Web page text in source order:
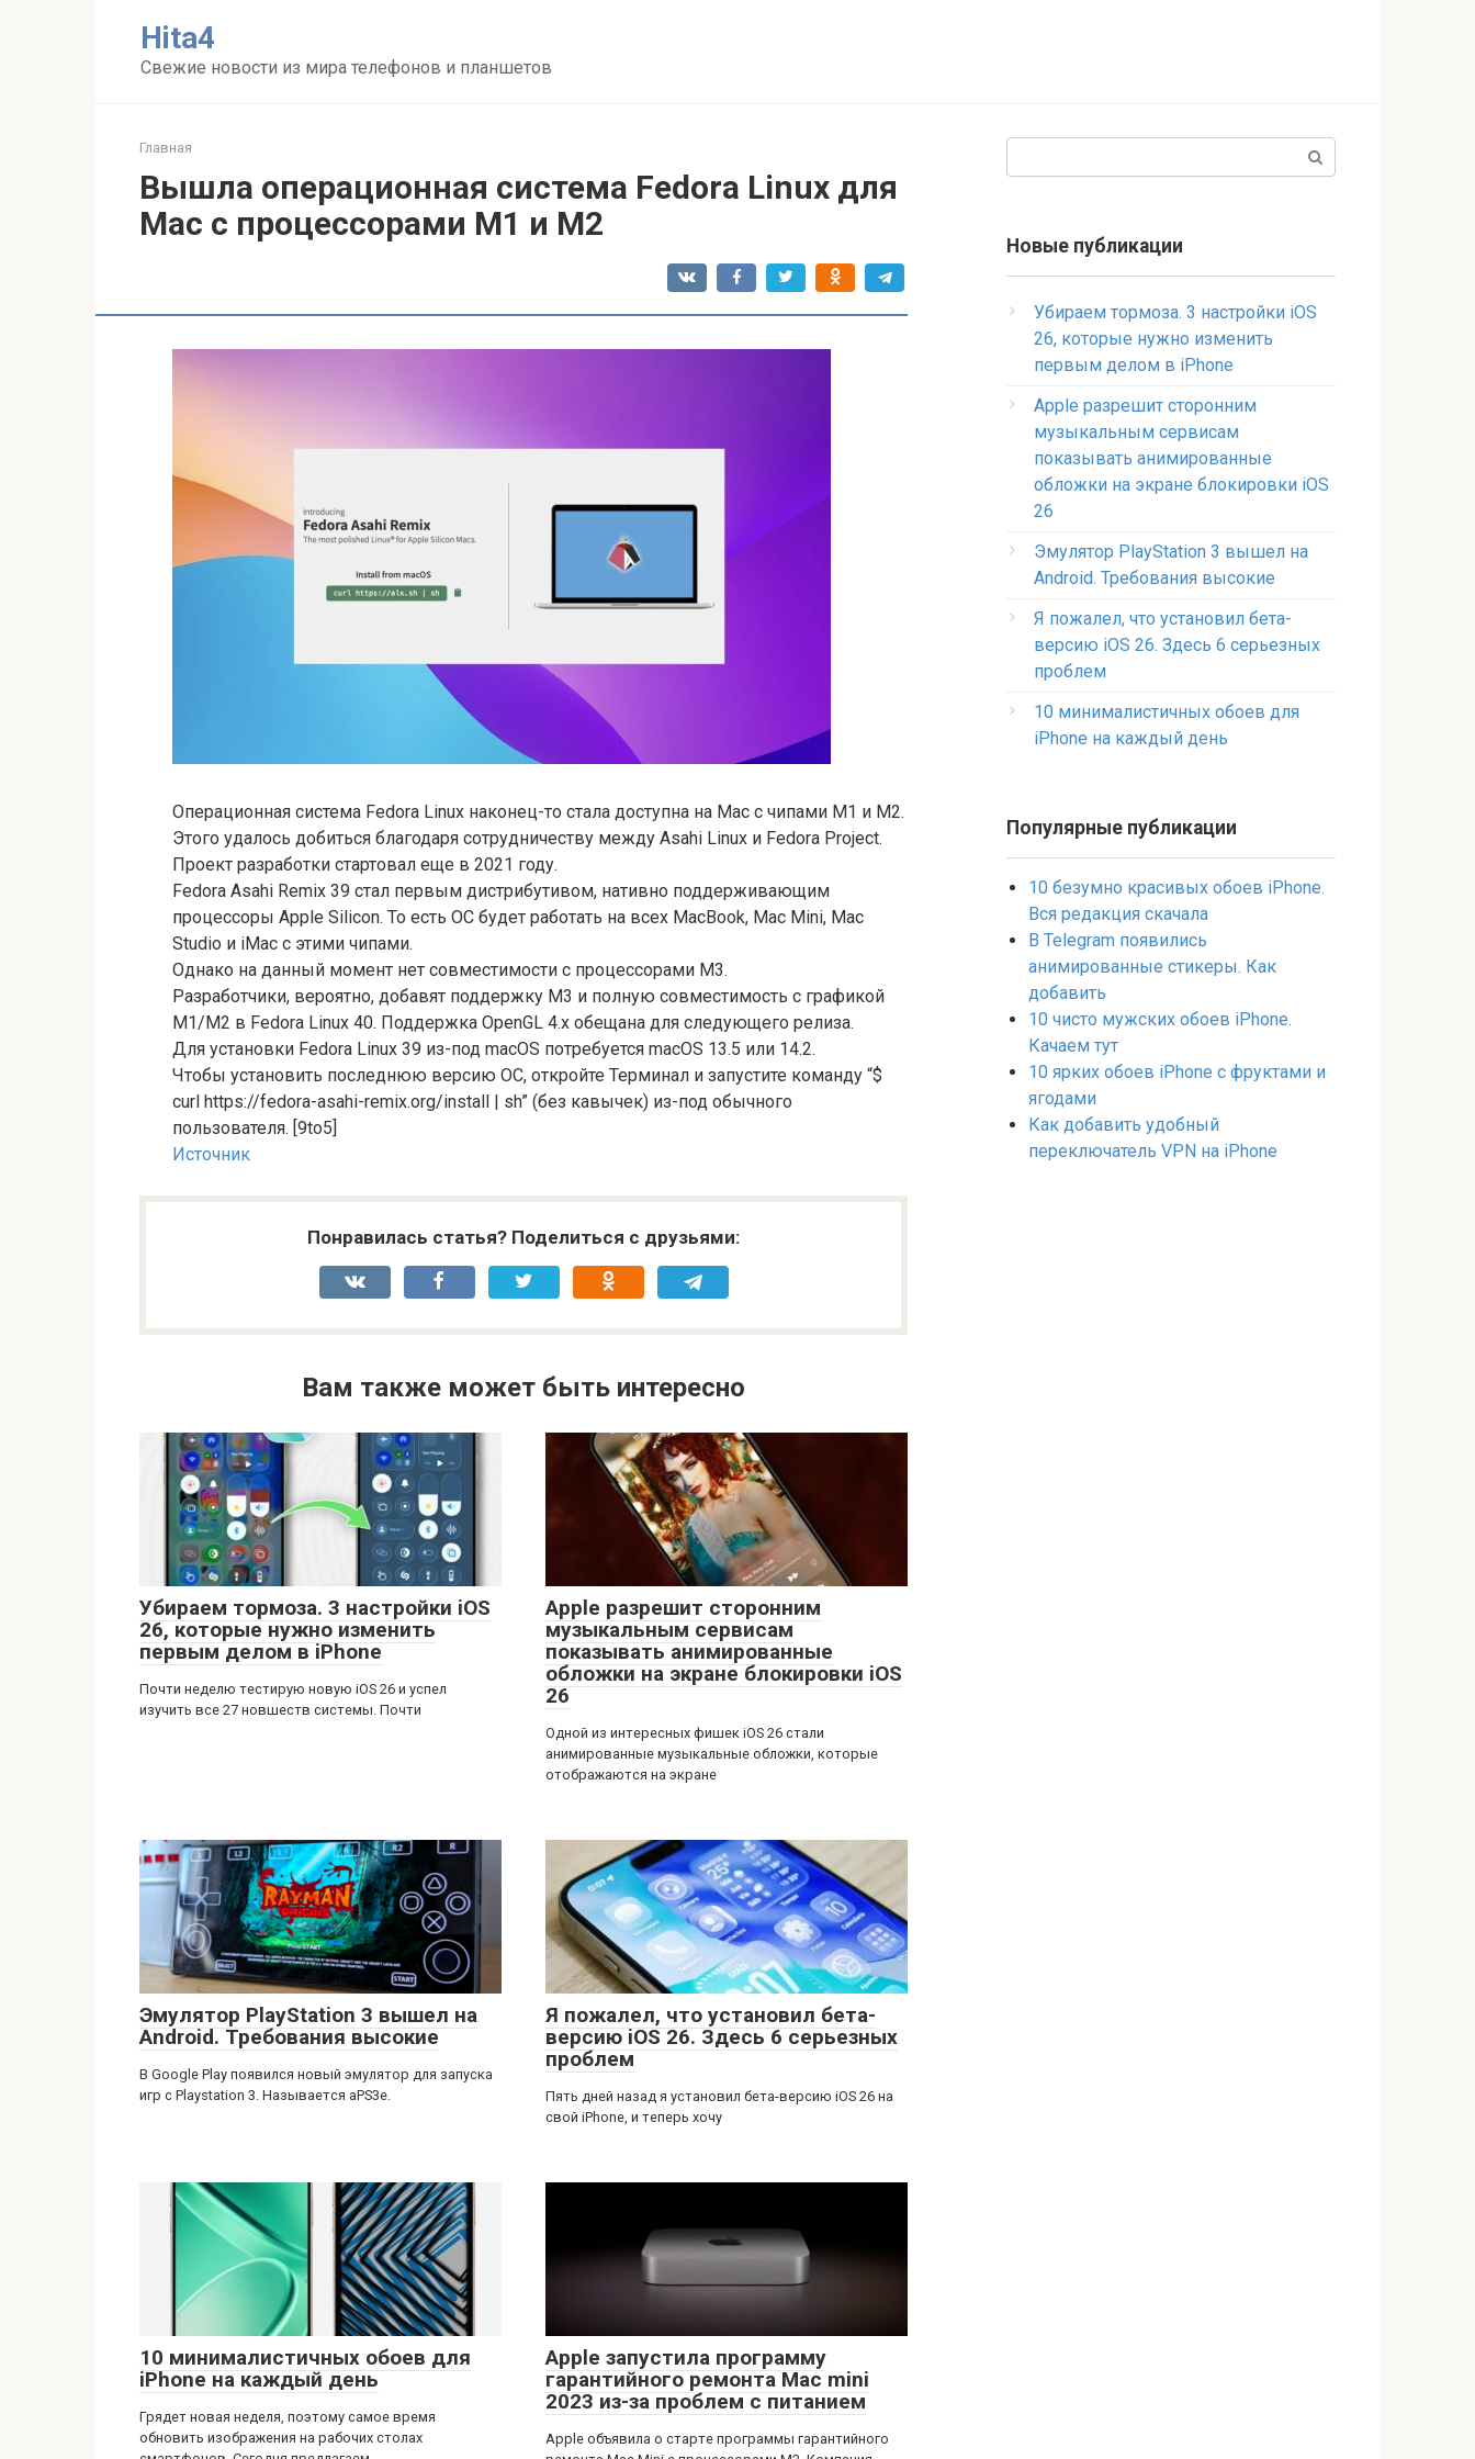
Нita4
Свежие новости из мира телефонов и планшетов
Главная
Вышла операционная система Fedora Linux для
Mac с процессорами M1 и M2
Операционная система Fedora Linux наконец-то стала доступна на Mac с чипами M1 и M2.
Этого удалось добиться благодаря сотрудничеству между Asahi Linux и Fedora Project.
Проект разработки стартовал еще в 2021 году.
Fedora Asahi Remix 39 стал первым дистрибутивом, нативно поддерживающим
процессоры Apple Silicon. То есть ОС будет работать на всех MacBook, Mac Mini, Mac
Studio и iMac с этими чипами.
Однако на данный момент нет совместимости с процессорами M3.
Разработчики, вероятно, добавят поддержку M3 и полную совместимость с графикой
M1/M2 в Fedora Linux 40. Поддержка OpenGL 4.x обещана для следующего релиза.
Для установки Fedora Linux 39 из-под macOS потребуется macOS 13.5 или 14.2.
Чтобы установить последнюю версию ОС, откройте Терминал и запустите команду “$
curl https://fedora-asahi-remix.org/install | sh” (без кавычек) из-под обычного
пользователя. [9to5]
Источник
Понравилась статья? Поделиться с друзьями:
Вам также может быть интересно
Убираем тормоза. 3 настройки iOS
26, которые нужно изменить
первым делом в iPhone
Почти неделю тестирую новую iOS 26 и успел
изучить все 27 новшеств системы. Почти
Apple разрешит сторонним
музыкальным сервисам
показывать анимированные
обложки на экране блокировки iOS
26
Одной из интересных фишек iOS 26 стали
анимированные музыкальные обложки, которые
отображаются на экране
Эмулятор PlayStation 3 вышел на
Android. Требования высокие
В Google Play появился новый эмулятор для запуска
игр с Playstation 3. Называется aPS3e.
Я пожалел, что установил бета-
версию iOS 26. Здесь 6 серьезных
проблем
Пять дней назад я установил бета-версию iOS 26 на
свой iPhone, и теперь хочу
10 минималистичных обоев для
iPhone на каждый день
Грядет новая неделя, поэтому самое время
обновить изображения на рабочих столах
Apple запустила программу
гарантийного ремонта Mac mini
2023 из-за проблем с питанием
Apple объявила о старте программы гарантийного
Новые публикации
Убираем тормоза. 3 настройки iOS
26, которые нужно изменить
первым делом в iPhone
Apple разрешит сторонним
музыкальным сервисам
показывать анимированные
обложки на экране блокировки iOS
26
Эмулятор PlayStation 3 вышел на
Android. Требования высокие
Я пожалел, что установил бета-
версию iOS 26. Здесь 6 серьезных
проблем
10 минималистичных обоев для
iPhone на каждый день
Популярные публикации
10 безумно красивых обоев iPhone.
Вся редакция скачала
В Telegram появились
анимированные стикеры. Как
добавить
10 чисто мужских обоев iPhone.
Качаем тут
10 ярких обоев iPhone с фруктами и
ягодами
Как добавить удобный
переключатель VPN на iPhone